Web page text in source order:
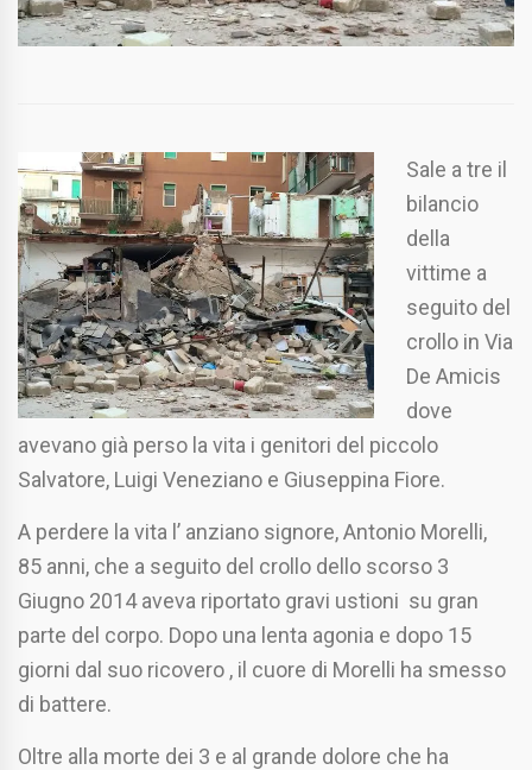
Sale a tre il
bilancio
della
vittime a
seguito del
crollo in Via
De Amicis
dove
avevano già perso la vita i genitori del piccolo
Salvatore, Luigi Veneziano e Giuseppina Fiore.
A perdere la vita l’ anziano signore, Antonio Morelli,
85 anni, che a seguito del crollo dello scorso 3
Giugno 2014 aveva riportato gravi ustioni su gran
parte del corpo. Dopo una lenta agonia e dopo 15
giorni dal suo ricovero , il cuore di Morelli ha smesso
di battere.
Oltre alla morte dei 3 e al grande dolore che ha